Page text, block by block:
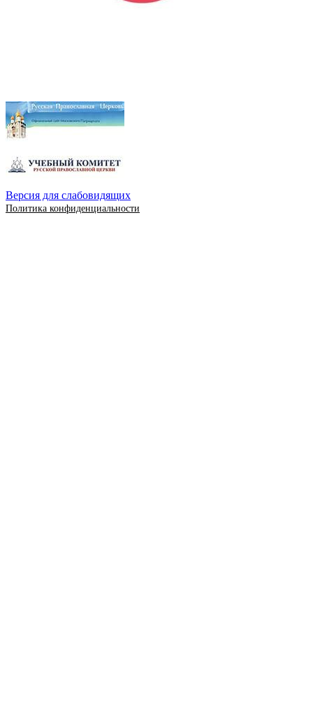
Версия для слабовидящих
Политика конфиденциальности